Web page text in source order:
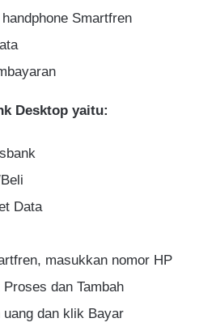
Smartfren
Desktop yaitu:
Data
masukkan nomor HP
dan Tambah
dan klik Bayar